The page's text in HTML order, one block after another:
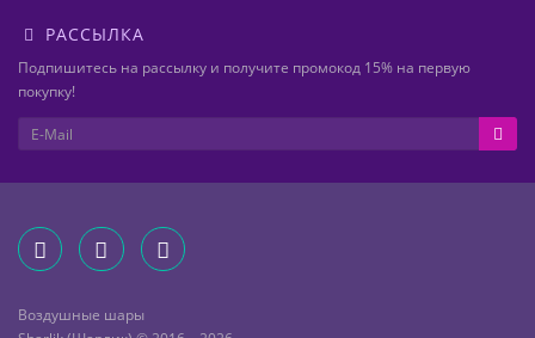
РАССЫЛКА
Подпишитесь на рассылку и получите промокод 15% на первую
покупку!
Воздушные шары